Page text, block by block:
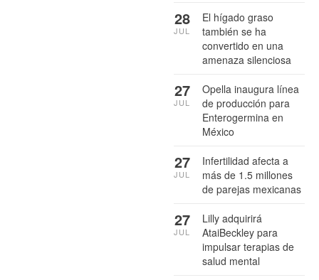
El hígado graso
también se ha
convertido en una
amenaza silenciosa
28
JUL
Opella inaugura línea
de producción para
Enterogermina en
México
27
JUL
Infertilidad afecta a
más de 1.5 millones
de parejas mexicanas
27
JUL
Lilly adquirirá
AtaiBeckley para
impulsar terapias de
salud mental
27
JUL